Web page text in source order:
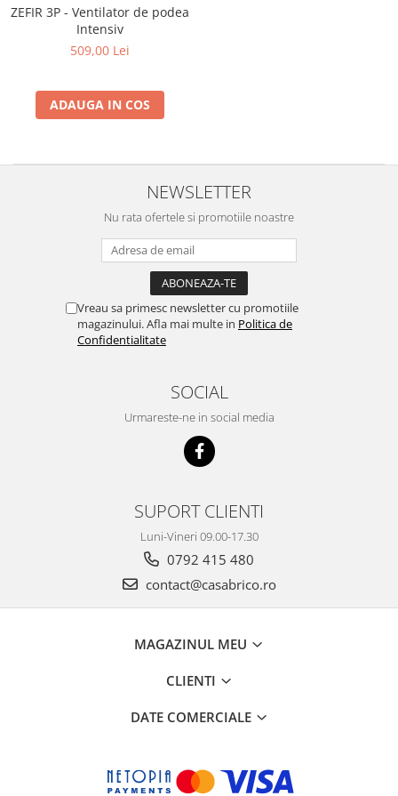
Motocoase
Motoferastraie
Atomizoare si pulverizatoare
Tocatoare resturi vegetale
Casute gradina
Mobilier gradina
Set mobilier gradina
Ciocane demolatoare
Masini de gaurit cu percutie
ZEFIR 3P - Ventilator de podea
Intensiv
509,00 Lei
ADAUGA IN COS
NEWSLETTER
Nu rata ofertele si promotiile noastre
Vreau sa primesc newsletter cu promotiile
magazinului. Afla mai multe in Politica de
Confidentialitate
SOCIAL
Urmareste-ne in social media
SUPORT CLIENTI
Luni-Vineri 09.00-17.30
0792 415 480
contact@casabrico.ro
MAGAZINUL MEU
CLIENTI
DATE COMERCIALE